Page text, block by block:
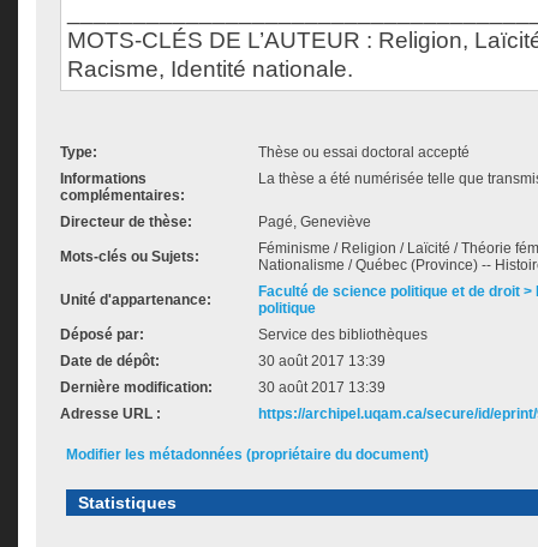
MOTS-CLÉS DE L’AUTEUR : Religion,
Racisme, Identité nationale.
Type:
Thèse ou essai doctoral accepté
Informations
complémentaires:
La thèse a été numérisée telle que
Directeur de thèse: Pagé, Geneviève
Mots-clés ou Sujets:
Féminisme / Religion / Laïcité / Théorie
Nationalisme / Québec (Province) --
Unité d'appartenance:
Faculté de science politique et de droit
politique
Déposé par:
Service des bibliothèques
Date de dépôt:
30 août 2017 13:39
Dernière modification:
30 août 2017 13:39
Adresse URL :
https://archipel.uqam.ca/secure/id/
Modifier les métadonnées (propriétaire du document)
Statistiques